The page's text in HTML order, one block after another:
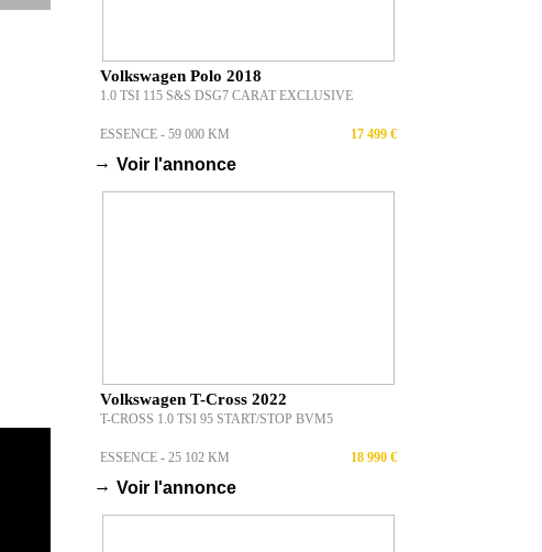
Volkswagen Polo 2018
1.0 TSI 115 S&S DSG7 CARAT EXCLUSIVE
ESSENCE - 59 000 KM 17 499 €
→ Voir l'annonce
Volkswagen T-Cross 2022
T-CROSS 1.0 TSI 95 START/STOP BVM5
ESSENCE - 25 102 KM 18 990 €
→ Voir l'annonce